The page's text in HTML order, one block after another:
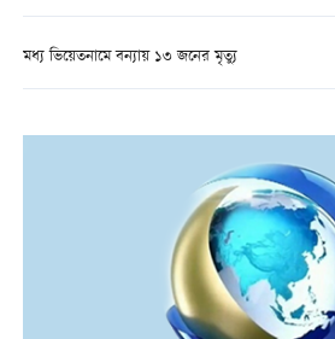
মধ্য ভিয়েতনামে বন্যায় ১৩ জনের মৃত্যু